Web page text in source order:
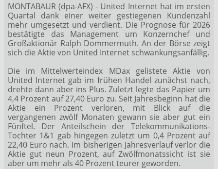
MONTABAUR (dpa-AFX) - United Internet hat im ersten
Quartal dank einer weiter gestiegenen Kundenzahl
mehr umgesetzt und verdient. Die Prognose für 2026
bestätigte das Management um Konzernchef und
Großaktionär Ralph Dommermuth. An der Börse zeigt
sich die Aktie von United Internet schwankungsanfällig.
Die im Mittelwerteindex MDax gelistete Aktie von
United Internet gab im frühen Handel zunächst nach,
drehte dann aber ins Plus. Zuletzt legte das Papier um
4,4 Prozent auf 27,40 Euro zu. Seit Jahresbeginn hat die
Aktie ein Prozent verloren, mit Blick auf die
vergangenen zwölf Monaten gewann sie aber gut ein
Fünftel. Der Anteilschein der Telekommunikations-
Tochter 1&1 gab hingegen zuletzt um 0,4 Prozent auf
22,40 Euro nach. Im bisherigen Jahresverlauf verlor die
Aktie gut neun Prozent, auf Zwölfmonatssicht ist sie
aber um mehr als 40 Prozent teurer geworden.